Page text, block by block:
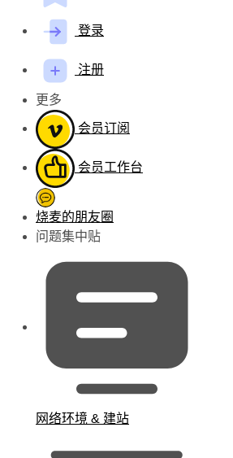
登录
注册
更多
会员订阅
会员工作台
烧麦的朋友圈
问题集中贴
网络环境 & 建站